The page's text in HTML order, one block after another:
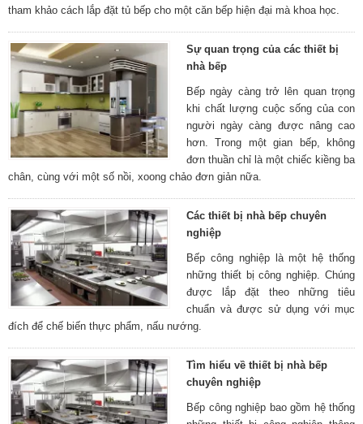
tham khảo cách lắp đặt tủ bếp cho một căn bếp hiện đại mà khoa học.
Sự quan trọng của các thiết bị
nhà bếp
Bếp ngày càng trở lên quan trọng
khi chất lượng cuộc sống của con
người ngày càng được nâng cao
hơn. Trong một gian bếp, không
đơn thuần chỉ là một chiếc kiềng ba
chân, cùng với một số nồi, xoong chảo đơn giản nữa.
Các thiết bị nhà bếp chuyên
nghiệp
Bếp công nghiệp là một hệ thống
những thiết bị công nghiệp. Chúng
được lắp đặt theo những tiêu
chuẩn và được sử dụng với mục
đích để chế biến thực phẩm, nấu nướng.
Tìm hiểu về thiết bị nhà bếp
chuyên nghiệp
Bếp công nghiệp bao gồm hệ thống